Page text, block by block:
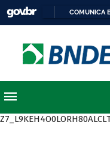
COMUNICA